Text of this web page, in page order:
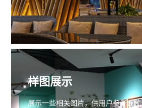
样图展示
展示一些相关图片，供用户参考或